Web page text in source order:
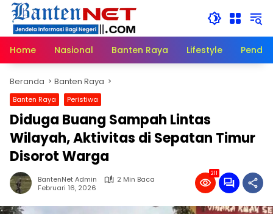
Langsung
konten
Home
Nasional Banten Raya Lifestyle
Beranda Banten Raya
Banten Raya Peristiwa
Diduga Buang Sampah Lintas
Wilayah, Aktivitas di Sepatan Timur
Disorot Warga
BantenNet Admin
2 Min Baca
Februari 16, 2026
211